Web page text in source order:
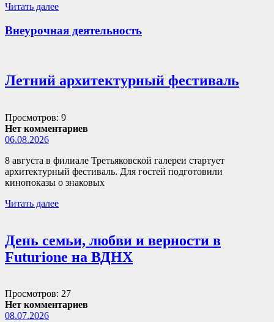
Читать далее
Внеурочная деятельность
Летний архитектурный фестиваль
Просмотров: 9
Нет комментариев
06.08.2026
8 августа в филиале Третьяковской галереи стартует
архитектурный фестиваль. Для гостей подготовили
кинопоказы о знаковых
Читать далее
День семьи, любви и верности в
Futurione на ВДНХ
Просмотров: 27
Нет комментариев
08.07.2026